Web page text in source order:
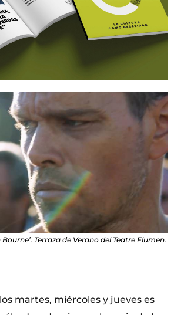
Terraza de Verano del Teatre Flumen.
martes, miércoles y jueves es